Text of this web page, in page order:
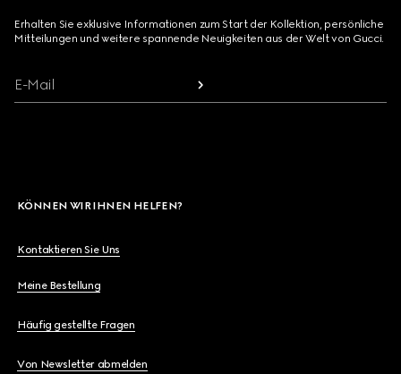
Erhalten Sie exklusive Informationen zum Start der Kollektion, persönliche
Mitteilungen und weitere spannende Neuigkeiten aus der Welt von Gucci.
E-Mail
KÖNNEN WIR IHNEN HELFEN?
Kontaktieren Sie Uns
Meine Bestellung
Häufig gestellte Fragen
Von Newsletter abmelden